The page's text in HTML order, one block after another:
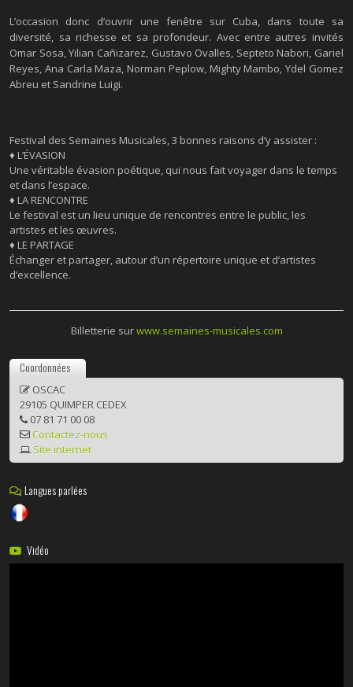
L’occasion donc d’ouvrir une fenêtre sur Cuba, dans toute sa
diversité, sa richesse et sa profondeur. Avec entre autres invités
Omar Sosa, Yilian Cañizarez, Gustavo Ovalles, Septeto Nabori, Gariel
Reyes, Ana Carla Maza, Norman Peplow, Mighty Mambo, Ydel Gomez
Abreu et Sandrine Luigi.
Festival des Semaines Musicales, 3 bonnes raisons d’y assister :
♦ L’ÉVASION
Une véritable évasion poétique, qui nous fait voyager dans le temps
et dans l’espace.
♦ LA RENCONTRE
Le festival est un lieu unique de rencontres entre le public, les
artistes et les œuvres.
♦ LE PARTAGE
Échanger et partager, autour d’un répertoire unique et d’artistes
d’excellence.
Billetterie surwww.semaines-musicales.com
Coordonnées
OSCAC
29105 QUIMPER CEDEX
07 81 71 00 08
Contactez-nous
Site internet
Langues parlées
Vidéo